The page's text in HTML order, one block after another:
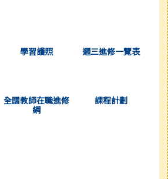
學習護照 週三進修一覽表
全國教師在職進修
網
課程計劃